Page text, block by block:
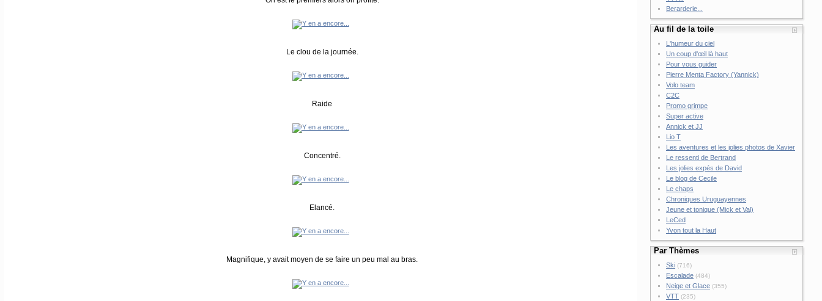
Le clou de la journée.
Raide
Concentré.
Elancé.
Magnifique, y avait moyen de se faire un peu mal au bras.
Berarderie...
Au fil de la toile
L'humeur du ciel
Un coup d'œil là haut
Pour vous guider
Pierre Menta Factory (Yannick)
Volo team
C2C
Promo grimpe
Super active
Annick et JJ
Lio T
Les aventures et les jolies photos de Xavier
Le ressenti de Bertrand
Les jolies expés de David
Le blog de Cecile
Le chaps
Chroniques Uruguayennes
Jeune et tonique (Mick et Val)
LeCed
Yvon tout la Haut
Par Thèmes
Ski (716)
Escalade (484)
Neige et Glace (355)
VTT (235)